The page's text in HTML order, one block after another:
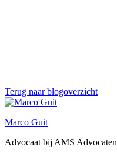
Terug naar blogoverzicht
Marco Guit
Advocaat bij AMS Advocaten